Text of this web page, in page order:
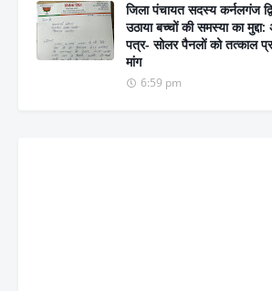
जिला पंचायत सदस्य कर्नलगंज
उठाया बच्चों की समस्या का
पत्र- सोलर पैनलों को तत्काल
मांग
6:59 pm